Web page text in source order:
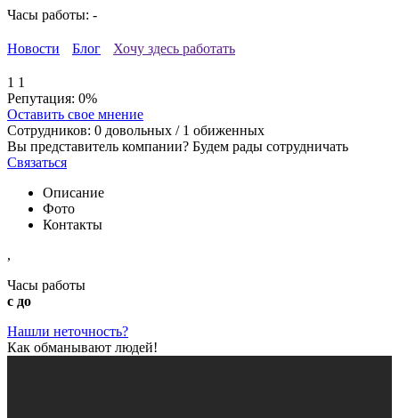
Часы работы: -
Новости Блог Хочу здесь работать
1 1
Репутация: 0%
Оставить свое мнение
Сотрудников: 0 довольных / 1 обиженных
Вы представитель компании? Будем рады сотрудничать
Связаться
Описание
Фото
Контакты
,
Часы работы
с до
Нашли неточность?
Как обманывают людей!